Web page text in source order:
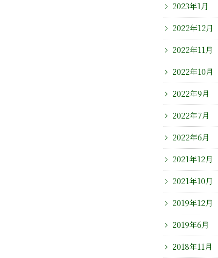
2023年1月
2022年12月
2022年11月
2022年10月
2022年9月
2022年7月
2022年6月
2021年12月
2021年10月
2019年12月
2019年6月
2018年11月